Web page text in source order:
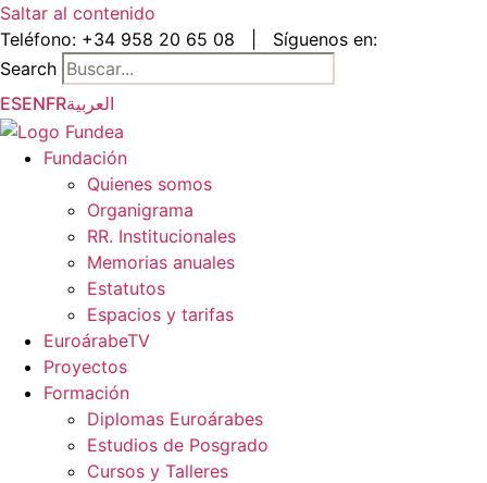
Saltar al contenido
Teléfono: +34 958 20 65 08
Síguenos en:
Search
ESENFRالعربية
Fundación
Quienes somos
Organigrama
RR. Institucionales
Memorias anuales
Estatutos
Espacios y tarifas
EuroárabeTV
Proyectos
Formación
Diplomas Euroárabes
Estudios de Posgrado
Cursos y Talleres